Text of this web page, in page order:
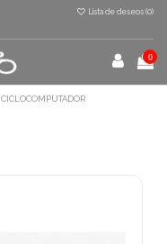
Lista de deseos (0)
0
CICLOCOMPUTADOR